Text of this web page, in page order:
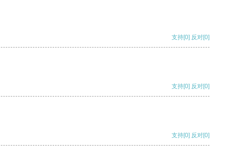
支持[0] 反对[0]
支持[0] 反对[0]
支持[0] 反对[0]